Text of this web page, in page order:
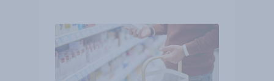
Natural, Amazon & Co.
wachsen